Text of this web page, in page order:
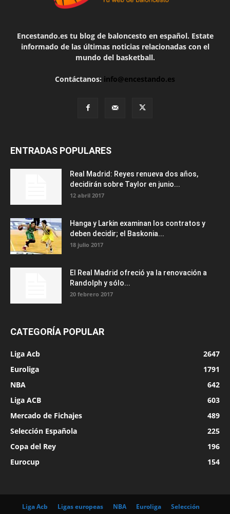
Encestando.es tu blog de baloncesto en español. Estate
informado de las últimas noticias relacionadas con el
mundo del basketball.
Contáctanos: info@encestando.es
ENTRADAS POPULARES
Real Madrid: Reyes renueva dos años,
decidirán sobre Taylor en junio...
12 abril 2017
Hanga y Larkin examinan los contratos y
deben decidir; el Baskonia...
18 julio 2017
El Real Madrid ofreció ya la renovación a
Randolph y sólo...
20 febrero 2017
CATEGORÍA POPULAR
Liga Acb
2647
Euroliga
1791
NBA
642
Liga ACB
603
Mercado de Fichajes
489
Selección Española
225
Copa del Rey
196
Eurocup
154
Liga Acb Ligas europeas NBA Euroliga
Selección